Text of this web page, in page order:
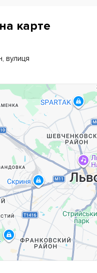
карте
вулиця